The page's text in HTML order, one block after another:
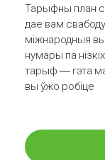
Тарыфны план
дае вам
міжнародныя
нумары па
тарыф — гэта
вы ўжо робіце